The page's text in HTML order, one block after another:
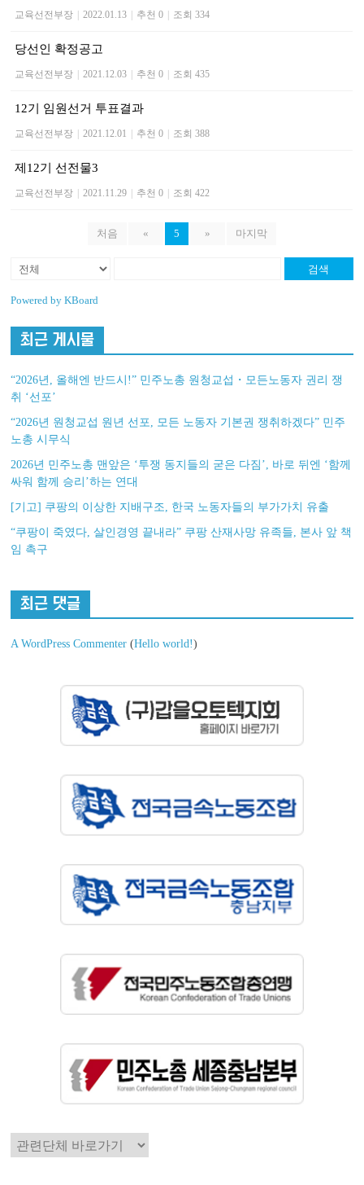
교육선전부장 2022.01.13 추천 0 조회 334
당선인 확정공고
교육선전부장 2021.12.03 추천 0 조회 435
12기 임원선거 투표결과
교육선전부장 2021.12.01 추천 0 조회 388
제12기 선전물3
교육선전부장 2021.11.29 추천 0 조회 422
처음 « 5 » 마지막
검색
Powered by KBoard
최근 게시물
“2026년, 올해엔 반드시!” 민주노총 원청교섭・모든노동자 권리 쟁
취 ‘선포’
“2026년 원청교섭 원년 선포, 모든 노동자 기본권 쟁취하겠다” 민주
노총 시무식
2026년 민주노총 맨앞은 ‘투쟁 동지들의 굳은 다짐’, 바로 뒤엔 ‘함께
싸워 함께 승리’하는 연대
[기고] 쿠팡의 이상한 지배구조, 한국 노동자들의 부가가치 유출
“쿠팡이 죽였다, 살인경영 끝내라” 쿠팡 산재사망 유족들, 본사 앞 책
임 촉구
최근 댓글
A WordPress Commenter (Hello world!)